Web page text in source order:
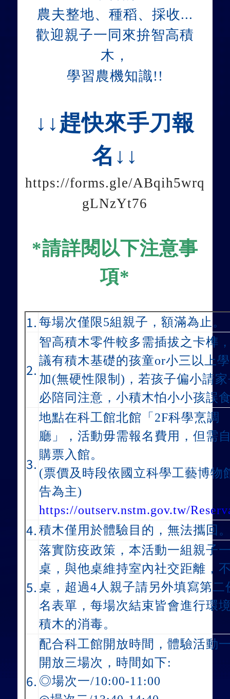
農夫整地、種稻、採收...
歡迎親子一同來拚智高積
木，
學習農機知識!!
↓↓趕快來手刀報
名↓↓
https://forms.gle/ABqih5wrq
gLNzYt76
*請詳閱以下注意事
項*
1. 每場次僅限5組親子，額滿為止。
2.
智高積木零件較多需插拔之卡榫
議有積木基礎的孩童or小三以上
加(無硬性限制)， 若孩子偏小請
必陪同注意，小積木怕小小孩誤
3.
地點在科工館北館「2F科學烹調
廳」， 活動毋需報名費用，但需
購票入館。
(票價及時段依國立科學工藝博物
告為主)
https://outserv.nstm.gov.tw/
4. 積木僅用於體驗目的，無法攜回
5.
落實防疫政策，本活動一組親子
桌， 與他桌維持室內社交距離，
桌， 超過4人親子請另外填寫第二
名表單， 每場次結束皆會進行環
積木的消毒。
6.
配合科工館開放時間，體驗活動
開放三場次，時間如下:
◎場次一/10:00-11:00